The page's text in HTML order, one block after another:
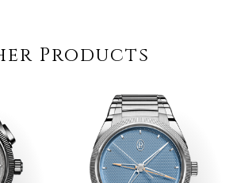
Products